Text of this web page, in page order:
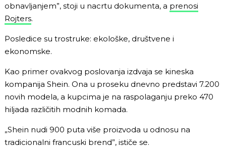
obnavljanjem”, stoji u nacrtu dokumenta, a prenosi
Rojters.
Posledice su trostruke: ekološke, društvene i
ekonomske.
Kao primer ovakvog poslovanja izdvaja se kineska
kompanija Shein. Ona u proseku dnevno predstavi 7.200
novih modela, a kupcima je na raspolaganju preko 470
hiljada različitih modnih komada.
„Shein nudi 900 puta više proizvoda u odnosu na
tradicionalni francuski brend”, ističe se.